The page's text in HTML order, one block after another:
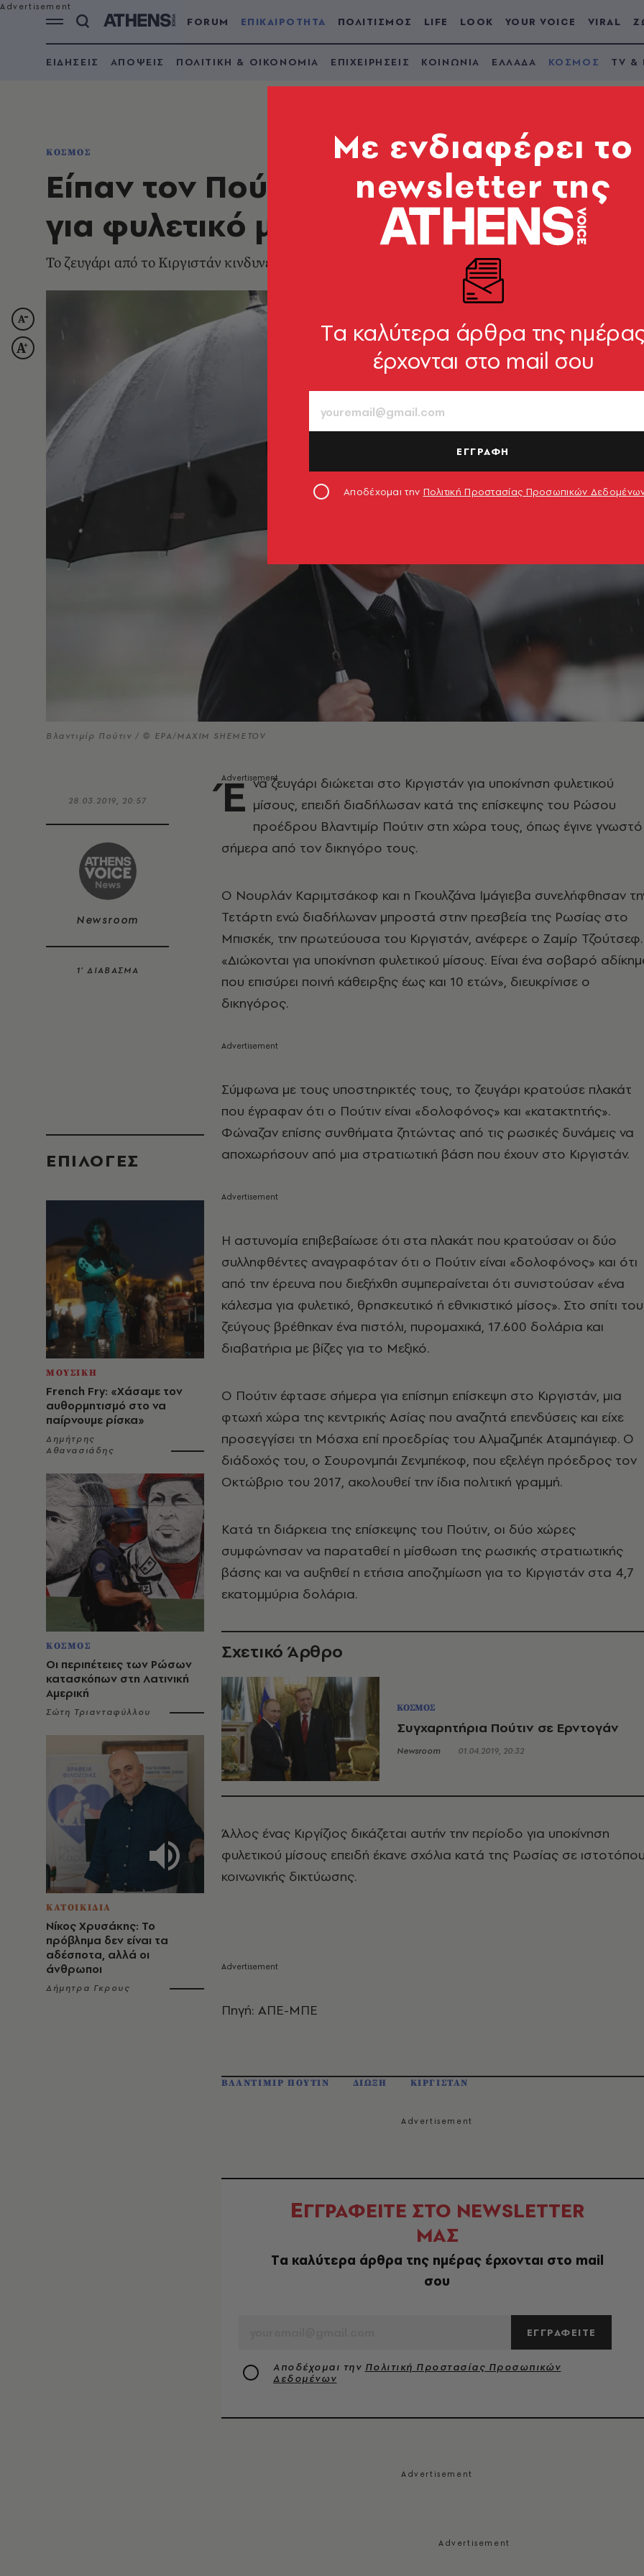
FORUM ΕΠΙΚΑΙΡΟΤΗΤΑ ΠΟΛΙΤΙΣΜΟΣ LIFE LOOK YOUR VOICE VIRAL
ΕΙΔΗΣΕΙΣ ΑΠΟΨΕΙΣ ΠΟΛΙΤΙΚΗ & ΟΙΚΟΝΟΜΙΑ ΕΠΙΧΕΙΡΗΣΕΙΣ ΚΟΙΝΩΝΙΑ ΕΛΛΑΔΑ ΚΟΣΜΟΣ TV &
ΚΟΣΜΟΣ
Είπαν τον Πούτιν «δολοφόνο» και
για φυλετικό μίσος
Το ζευγάρι από το Κιργιστάν κινδυνεύει με φυλάκιση δέκα ετών
Βλαντιμίρ Πούτιν / © EPA/MAXIM SHEMETOV
28.03.2019, 20:57
Newsroom
1’ ΔΙΑΒΑΣΜΑ
EΠΙΛΟΓΈΣ
ΜΟΥΣΙΚΗ
French Fry: «Χάσαμε τον
αυθορμητισμό στο να
παίρνουμε ρίσκα»
Δημήτρης
Αθανασιάδης
ΚΟΣΜΟΣ
Οι περιπέτειες των Ρώσων
κατασκόπων στη Λατινική
Αμερική
Σώτη Τριανταφύλλου
ΚΑΤΟΙΚΙΔΙΑ
Νίκος Χρυσάκης: Το
πρόβλημα δεν είναι τα
αδέσποτα, αλλά οι
άνθρωποι
Δήμητρα Γκρους
Έ να ζευγάρι διώκεται στο Κιργιστάν για υποκίνηση φυλετικού
μίσους, επειδή διαδήλωσαν κατά της επίσκεψης του Ρώσου
προέδρου Βλαντιμίρ Πούτιν στη χώρα τους, όπως έγινε γνωστό
σήμερα από τον δικηγόρο τους.
Ο Νουρλάν Καριμτσάκοφ και η Γκουλζάνα Ιμάγιεβα συνελήφθησαν
Τετάρτη ενώ διαδήλωναν μπροστά στην πρεσβεία της Ρωσίας στο
Μπισκέκ, την πρωτεύουσα του Κιργιστάν, ανέφερε ο Ζαμίρ Τζούτσεφ.
«Διώκονται για υποκίνηση φυλετικού μίσους. Είναι ένα σοβαρό
που επισύρει ποινή κάθειρξης έως και 10 ετών», διευκρίνισε ο
δικηγόρος.
Σύμφωνα με τους υποστηρικτές τους, το ζευγάρι κρατούσε πλακάτ
που έγραφαν ότι ο Πούτιν είναι «δολοφόνος» και «κατακτητής».
Φώναζαν επίσης συνθήματα ζητώντας από τις ρωσικές δυνάμεις να
αποχωρήσουν από μια στρατιωτική βάση που έχουν στο Κιργιστάν.
Η αστυνομία επιβεβαίωσε ότι στα πλακάτ που κρατούσαν οι δύο
συλληφθέντες αναγραφόταν ότι ο Πούτιν είναι «δολοφόνος» και ότι
από την έρευνα που διεξήχθη συμπεραίνεται ότι συνιστούσαν «ένα
κάλεσμα για φυλετικό, θρησκευτικό ή εθνικιστικό μίσος». Στο σπίτι του
ζεύγους βρέθηκαν ένα πιστόλι, πυρομαχικά, 17.600 δολάρια και
διαβατήρια με βίζες για το Μεξικό.
Ο Πούτιν έφτασε σήμερα για επίσημη επίσκεψη στο Κιργιστάν, μια
φτωχή χώρα της κεντρικής Ασίας που αναζητά επενδύσεις και είχε
προσεγγίσει τη Μόσχα επί προεδρίας του Αλμαζμπέκ Αταμπάγιεφ. Ο
διάδοχός του, ο Σουρονμπάι Ζενμπέκοφ, που εξελέγη πρόεδρος τον
Οκτώβριο του 2017, ακολουθεί την ίδια πολιτική γραμμή.
Κατά τη διάρκεια της επίσκεψης του Πούτιν, οι δύο χώρες
συμφώνησαν να παραταθεί η μίσθωση της ρωσικής στρατιωτικής
βάσης και να αυξηθεί η ετήσια αποζημίωση για το Κιργιστάν στα 4,7
εκατομμύρια δολάρια.
Σχετικό Άρθρο
ΚΟΣΜΟΣ
Συγχαρητήρια Πούτιν σε Ερντογάν
Newsroom 01.04.2019, 20:32
Άλλος ένας Κιργίζιος δικάζεται αυτήν την περίοδο για υποκίνηση
φυλετικού μίσους επειδή έκανε σχόλια κατά της Ρωσίας σε
κοινωνικής δικτύωσης.
Πηγή: ΑΠΕ-ΜΠΕ
ΒΛΑΝΤΙΜΙΡ ΠΟΥΤΙΝ ΔΙΩΞΗ ΚΙΡΓΙΣΤΑΝ
ΕΓΓΡΑΦΕΙΤΕ ΣΤΟ NEWSLETTER
ΜΑΣ
Tα καλύτερα άρθρα της ημέρας έρχονται στο mail
σου
ΕΓΓΡΑΦΕΙΤΕ
Αποδέχομαι την Πολιτική Προστασίας Προσωπικών
Δεδομένων
Mε ενδιαφέρει το
newsletter της
Tα καλύτερα άρθρα της
έρχονται στο mail σου
ΕΓΓΡΑΦΗ
Αποδέχομαι την Πολιτική Προστασίας Προσωπικών